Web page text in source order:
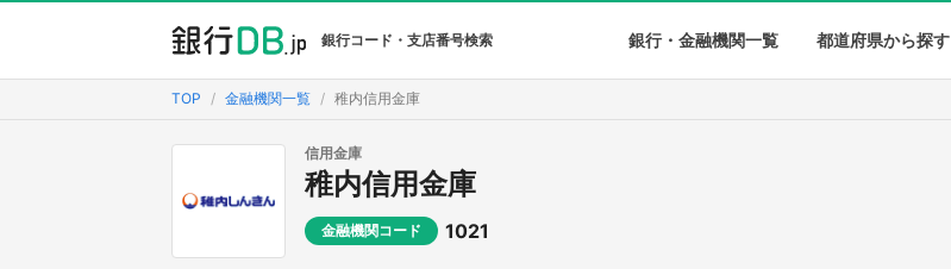
銀行コード・支店番号検索 銀行・金融機関一覧 都道府県から探す
TOP 金融機関一覧 稚内信用金庫
信用金庫
稚内信用金庫
金融機関コード 1021